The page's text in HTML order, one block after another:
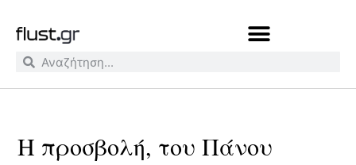
Η προσβολή, του Πάνου